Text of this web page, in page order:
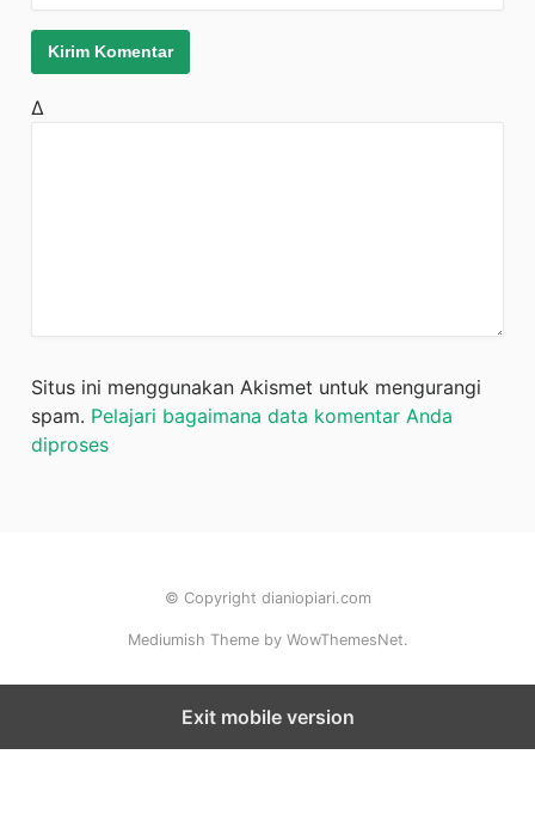
Δ
Situs ini menggunakan Akismet untuk mengurangi
spam. Pelajari bagaimana data komentar Anda
diproses
© Copyright dianiopiari.com
Mediumish Theme by WowThemesNet.
Exit mobile version